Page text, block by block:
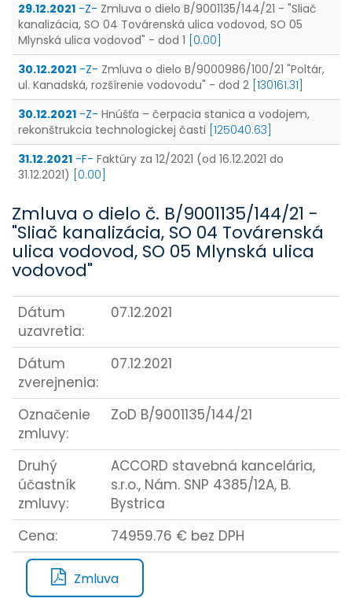
29.12.2021 -Z- Zmluva o dielo B/9001135/144/21 - "Sliač
kanalizácia, SO 04 Továrenská ulica vodovod, SO 05
Mlynská ulica vodovod" - dod 1 [0.00]
30.12.2021 -Z- Zmluva o dielo B/9000986/100/21 "Poltár,
ul. Kanadská, rozšírenie vodovodu" - dod 2 [130161.31]
30.12.2021 -Z- Hnúšťa – čerpacia stanica a vodojem,
rekonštrukcia technologickej časti [125040.63]
31.12.2021 -F- Faktúry za 12/2021 (od 16.12.2021 do
31.12.2021)
[0.00]
Zmluva o dielo č. B/9001135/144/21 -
"Sliač kanalizácia, SO 04 Továrenská
ulica vodovod, SO 05 Mlynská ulica
vodovod"
Dátum
uzavretia:
07.12.2021
Dátum
zverejnenia:
07.12.2021
Označenie
zmluvy:
ZoD B/9001135/144/21
Druhý
účastník
zmluvy:
ACCORD stavebná kancelária,
s.r.o., Nám. SNP 4385/12A, B.
Bystrica
Cena:
74959.76 € bez DPH
Zmluva